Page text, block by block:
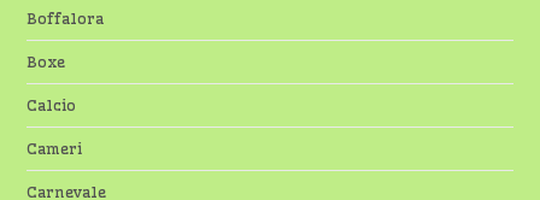
Boffalora
Boxe
Calcio
Cameri
Carnevale